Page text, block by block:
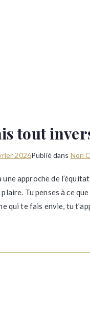
tout
2026Publié dans Non
approche de
Tu penses à ce
qui te fais envie, tu